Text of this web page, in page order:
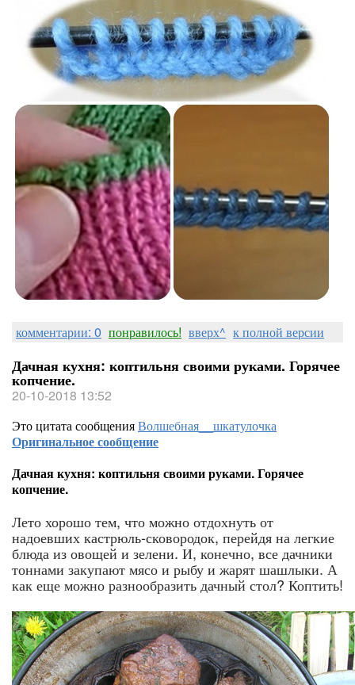
комментарии: 0 понравилось! вверх^ к полной версии
Дачная кухня: коптильня своими руками. Горячее
копчение.
20-10-2018 13:52
Это цитата сообщенияВолшебная__шкатулочка
Оригинальное сообщение
Дачная кухня: коптильня своими руками. Горячее
копчение.
Лето хорошо тем, что можно отдохнуть от
надоевших кастрюль-сковородок, перейдя на легкие
блюда из овощей и зелени. И, конечно, все дачники
тоннами закупают мясо и рыбу и жарят шашлыки. А
как еще можно разнообразить дачный стол? Коптить!